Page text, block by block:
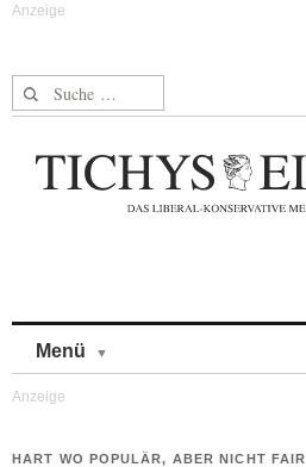
Suche nach:
Menü
HART WO POPULÄR, ABER NICHT FAIR